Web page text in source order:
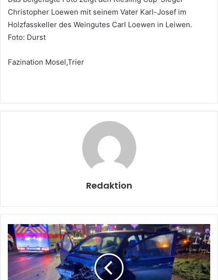
Christopher Loewen mit seinem Vater Karl-Josef im
Holzfasskeller des Weingutes Carl Loewen in Leiwen.
Foto: Durst
Fazination Mosel,Trier
Redaktion